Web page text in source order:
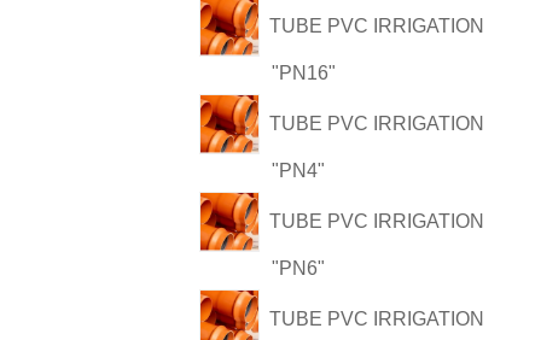
TUBE PVC IRRIGATION
"PN16"
TUBE PVC IRRIGATION
"PN4"
TUBE PVC IRRIGATION
"PN6"
TUBE PVC IRRIGATION